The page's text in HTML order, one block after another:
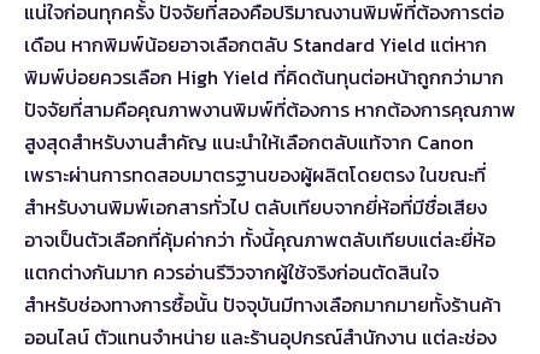
แน่ใจก่อนทุกครั้ง ปัจจัยที่สองคือปริมาณงานพิมพ์ที่ต้องการต่อ
เดือน หากพิมพ์น้อยอาจเลือกตลับ Standard Yield แต่หาก
พิมพ์บ่อยควรเลือก High Yield ที่คิดต้นทุนต่อหน้าถูกกว่ามาก
ปัจจัยที่สามคือคุณภาพงานพิมพ์ที่ต้องการ หากต้องการคุณภาพ
สูงสุดสำหรับงานสำคัญ แนะนำให้เลือกตลับแท้จาก Canon
เพราะผ่านการทดสอบมาตรฐานของผู้ผลิตโดยตรง ในขณะที่
สำหรับงานพิมพ์เอกสารทั่วไป ตลับเทียบจากยี่ห้อที่มีชื่อเสียง
อาจเป็นตัวเลือกที่คุ้มค่ากว่า ทั้งนี้คุณภาพตลับเทียบแต่ละยี่ห้อ
แตกต่างกันมาก ควรอ่านรีวิวจากผู้ใช้จริงก่อนตัดสินใจ
สำหรับช่องทางการซื้อนั้น ปัจจุบันมีทางเลือกมากมายทั้งร้านค้า
ออนไลน์ ตัวแทนจำหน่าย และร้านอุปกรณ์สำนักงาน แต่ละช่อง